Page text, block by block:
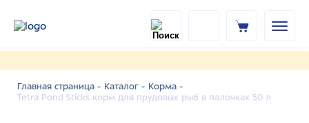
Главная страница - Каталог - Корма -
Tetra Pond Sticks корм для прудовых рыб в палочках 50 л